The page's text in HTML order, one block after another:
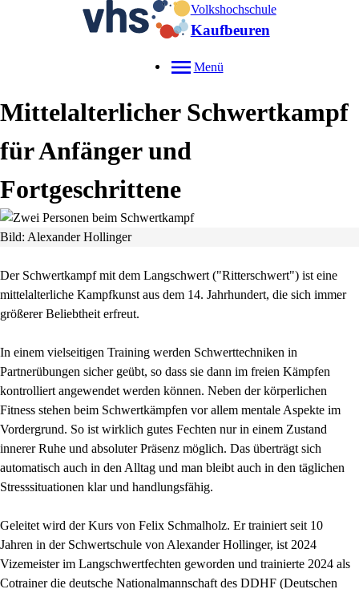
Volkshochschule
Kaufbeuren
Menü
Mittelalterlicher Schwertkampf
für Anfänger und
Fortgeschrittene
Bild: Alexander Hollinger
Der Schwertkampf mit dem Langschwert ("Ritterschwert") ist eine
mittelalterliche Kampfkunst aus dem 14. Jahrhundert, die sich immer
größerer Beliebtheit erfreut.
In einem vielseitigen Training werden Schwerttechniken in
Partnerübungen sicher geübt, so dass sie dann im freien Kämpfen
kontrolliert angewendet werden können. Neben der körperlichen
Fitness stehen beim Schwertkämpfen vor allem mentale Aspekte im
Vordergrund. So ist wirklich gutes Fechten nur in einem Zustand
innerer Ruhe und absoluter Präsenz möglich. Das überträgt sich
automatisch auch in den Alltag und man bleibt auch in den täglichen
Stresssituationen klar und handlungsfähig.
Geleitet wird der Kurs von Felix Schmalholz. Er trainiert seit 10
Jahren in der Schwertschule von Alexander Hollinger, ist 2024
Vizemeister im Langschwertfechten geworden und trainierte 2024 als
Cotrainer die deutsche Nationalmannschaft des DDHF (Deutschen